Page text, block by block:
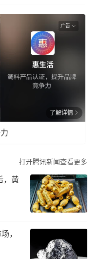
广告
了解详情
打开腾讯新闻查看更多
，黄
，